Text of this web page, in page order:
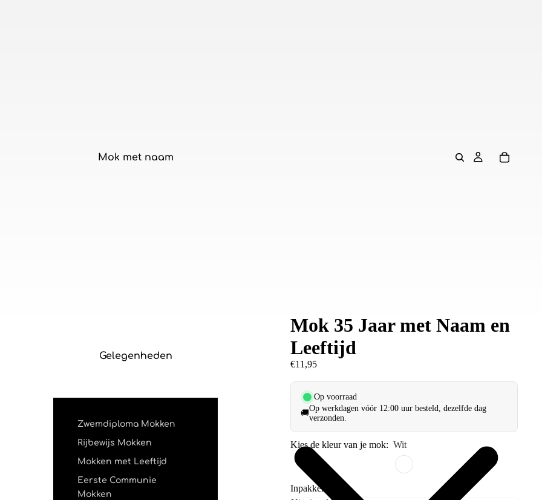
Mok met naam
Gelegenheden
Zwemdiploma Mokken
Rijbewijs Mokken
Mokken met Leeftijd
Eerste Communie
Mokken
Mok 35 Jaar met Naam en
Leeftijd
€11,95
Op voorraad
🚚
Op werkdagen vóór 12:00 uur besteld, dezelfde dag
verzonden.
Kies de kleur van je mok: Wit
Inpakken?